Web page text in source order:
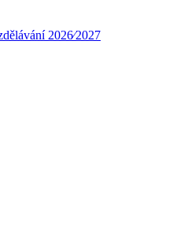
2026⁄2027